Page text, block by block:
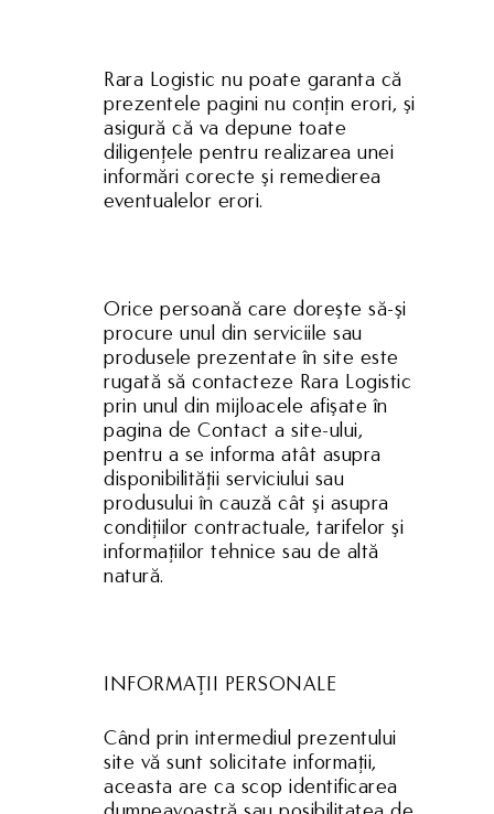
Rara Logistic nu poate garanta că
prezentele pagini nu conţin erori, şi
asigură că va depune toate
diligenţele pentru realizarea unei
informări corecte şi remedierea
eventualelor erori.
Orice persoană care doreşte să-şi
procure unul din serviciile sau
produsele prezentate în site este
rugată să contacteze Rara Logistic
prin unul din mijloacele afişate în
pagina de Contact a site-ului,
pentru a se informa atât asupra
disponibilităţii serviciului sau
produsului în cauză cât şi asupra
condiţiilor contractuale, tarifelor şi
informaţiilor tehnice sau de altă
natură.
INFORMAŢII PERSONALE
Când prin intermediul prezentului
site vă sunt solicitate informaţii,
aceasta are ca scop identificarea
Home
Despre noi
Domenii
Producție
Cariere
(+40) 368 450 127
(+40) 268 316 312
Strada Hermann